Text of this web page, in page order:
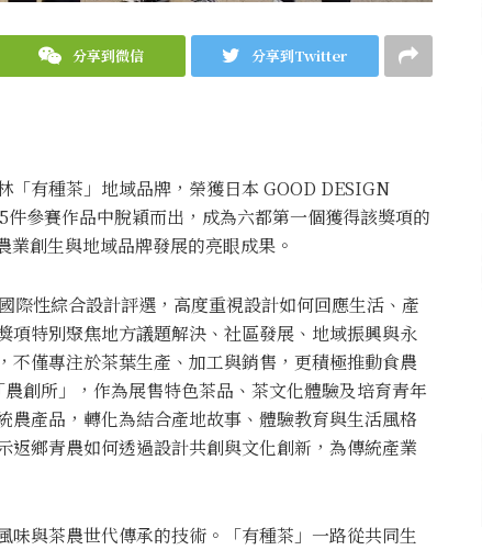
分享到微信 分享到Twitter
有種茶」地域品牌，榮獲日本 GOOD DESIGN
參賽作品中脫穎而出，成為六都第一個獲得該獎項的
創生與地域品牌發展的亮眼成果。
際性綜合設計評選，高度重視設計如何回應生活、產
特別聚焦地方議題解決、社區發展、地域振興與永
僅專注於茶葉生產、加工與銷售，更積極推動食農
創所」，作為展售特色茶品、茶文化體驗及培育青年
農產品，轉化為結合產地故事、體驗教育與生活風格
鄉青農如何透過設計共創與文化創新，為傳統產業
與茶農世代傳承的技術。「有種茶」一路從共同生